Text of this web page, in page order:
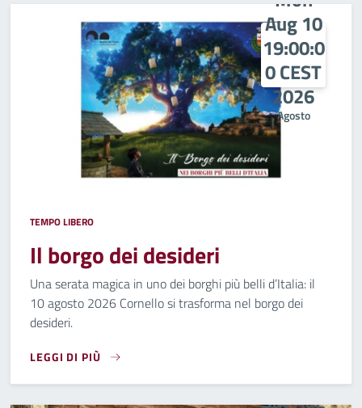
Aug 10
19:00:0
0 CEST
2026
Agosto
TEMPO LIBERO
Il borgo dei desideri
Una serata magica in uno dei borghi più belli d’Italia: il
10 agosto 2026 Cornello si trasforma nel borgo dei
desideri.
LEGGI DI PIÙ
UNA SERATA MAGICA IN UNO DEI BORGHI PIÙ BELLI
Sat Aug